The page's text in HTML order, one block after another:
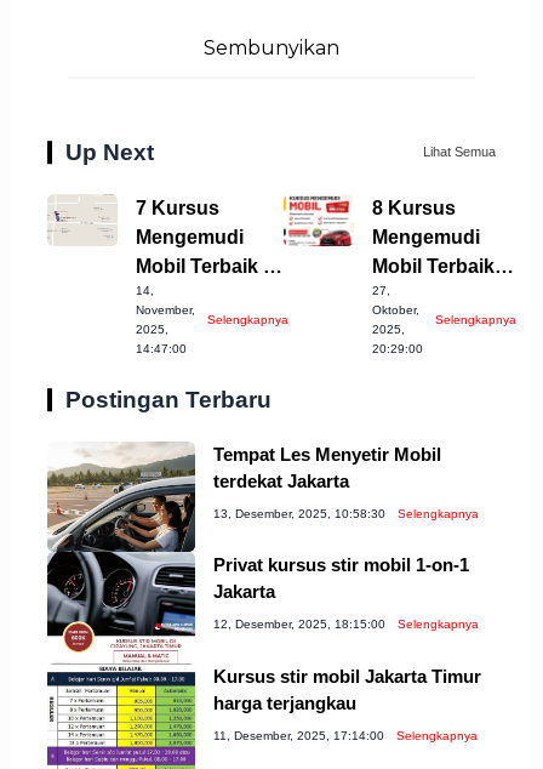
Sembunyikan
Up Next Lihat Semua
7 Kursus
Mengemudi
Mobil Terbaik di
Bogor
Kabupaten 2023
14,
November,
2025,
14:47:00
Selengkapnya
8 Kursus
Mengemudi
Mobil Terbaik di
Serang Banten!
27,
Oktober,
2025,
20:29:00
Selengkapnya
Postingan Terbaru
Tempat Les Menyetir Mobil
terdekat Jakarta
13, Desember, 2025, 10:58:30 Selengkapnya
Privat kursus stir mobil 1-on-1
Jakarta
12, Desember, 2025, 18:15:00 Selengkapnya
Kursus stir mobil Jakarta Timur
harga terjangkau
11, Desember, 2025, 17:14:00 Selengkapnya